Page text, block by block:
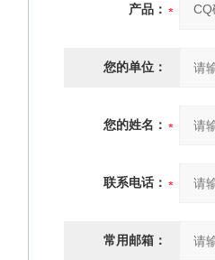
产品：
您的单位：
您的姓名：
联系电话：
常用邮箱：